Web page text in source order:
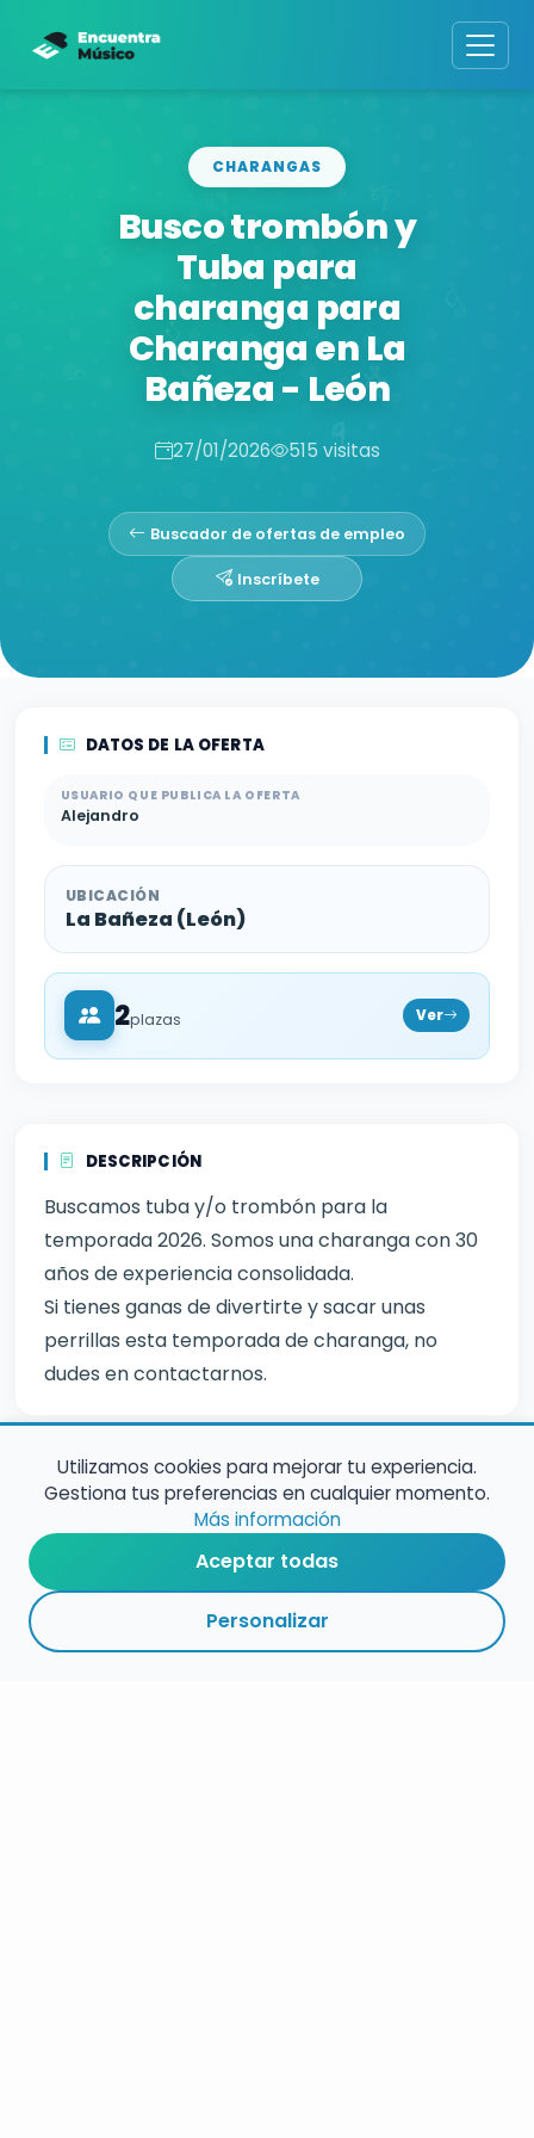
CHARANGAS
Busco trombón y
Tuba para
charanga para
Charanga en La
Bañeza - León
27/01/2026 515 visitas
Buscador de ofertas de empleo
Inscríbete
DATOS DE LA OFERTA
USUARIO QUE PUBLICA LA OFERTA
Alejandro
UBICACIÓN
La Bañeza (León)
2plazas Ver
DESCRIPCIÓN
Buscamos tuba y/o trombón para la
temporada 2026. Somos una charanga con 30
años de experiencia consolidada.
Si tienes ganas de divertirte y sacar unas
perrillas esta temporada de charanga, no
dudes en contactarnos.
RESUMEN INSCRIPCIÓN DETALLES MÁS
Utilizamos cookies para mejorar tu experiencia.
Gestiona tus preferencias en cualquier momento.
Más información
Aceptar todas
Personalizar